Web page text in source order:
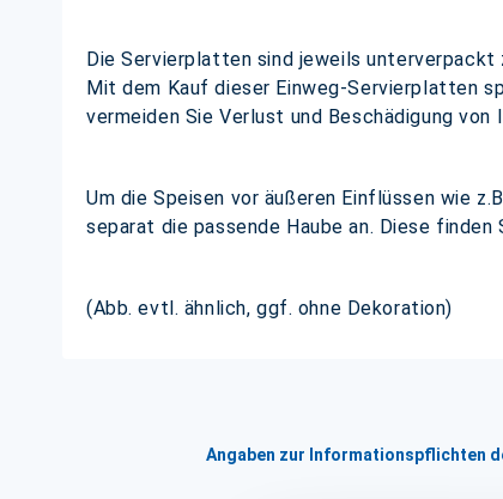
Die Servierplatten sind jeweils unterverpackt
Mit dem Kauf dieser Einweg-Servierplatten
vermeiden Sie Verlust und Beschädigung
Um die Speisen vor äußeren Einflüssen wie
separat die passende Haube an. Diese
(Abb. evtl. ähnlich, ggf. ohne Dekoration)
Angaben zur Informationspflichten